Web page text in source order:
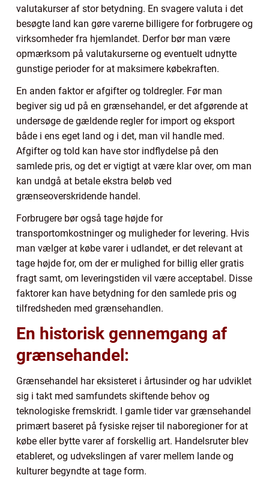
valutakurser af stor betydning. En svagere valuta i det
besøgte land kan gøre varerne billigere for forbrugere og
virksomheder fra hjemlandet. Derfor bør man være
opmærksom på valutakurserne og eventuelt udnytte
gunstige perioder for at maksimere købekraften.
En anden faktor er afgifter og toldregler. Før man
begiver sig ud på en grænsehandel, er det afgørende at
undersøge de gældende regler for import og eksport
både i ens eget land og i det, man vil handle med.
Afgifter og told kan have stor indflydelse på den
samlede pris, og det er vigtigt at være klar over, om man
kan undgå at betale ekstra beløb ved
grænseoverskridende handel.
Forbrugere bør også tage højde for
transportomkostninger og muligheder for levering. Hvis
man vælger at købe varer i udlandet, er det relevant at
tage højde for, om der er mulighed for billig eller gratis
fragt samt, om leveringstiden vil være acceptabel. Disse
faktorer kan have betydning for den samlede pris og
tilfredsheden med grænsehandlen.
En historisk gennemgang af
grænsehandel:
Grænsehandel har eksisteret i årtusinder og har udviklet
sig i takt med samfundets skiftende behov og
teknologiske fremskridt. I gamle tider var grænsehandel
primært baseret på fysiske rejser til naboregioner for at
købe eller bytte varer af forskellig art. Handelsruter blev
etableret, og udvekslingen af varer mellem lande og
kulturer begyndte at tage form.